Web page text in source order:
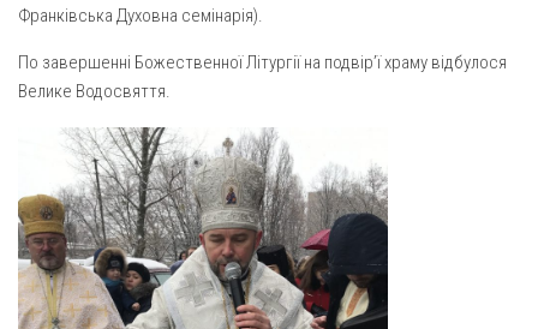
Франківська Духовна семінарія).
По завершенні Божественної Літургії на подвір’ї храму відбулося
Велике Водосвяття.